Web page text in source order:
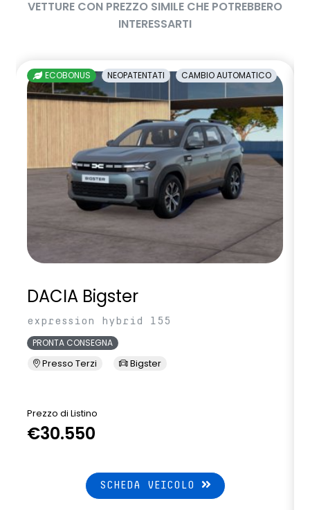
VETTURE CON PREZZO SIMILE CHE POTREBBERO
INTERESSARTI
ECOBONUS NEOPATENTATI CAMBIO AUTOMATICO
DACIA Bigster
expression hybrid 155
PRONTA CONSEGNA
Presso Terzi Bigster
Prezzo di Listino
€30.550
SCHEDA VEICOLO